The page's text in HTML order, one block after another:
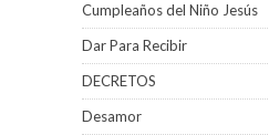
Cumpleaños del Niño Jesús
Dar Para Recibir
DECRETOS
Desamor